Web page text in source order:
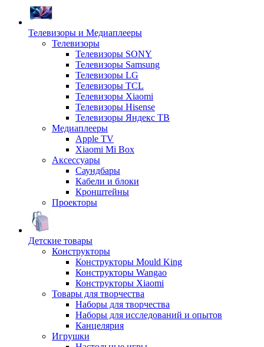
Телевизоры и Медиаплееры
Телевизоры
Телевизоры SONY
Телевизоры Samsung
Телевизоры LG
Телевизоры TCL
Телевизоры Xiaomi
Телевизоры Hisense
Телевизоры Яндекс ТВ
Медиаплееры
Apple TV
Xiaomi Mi Box
Аксессуары
Саундбары
Кабели и блоки
Кронштейны
Проекторы
Детские товары
Конструкторы
Конструкторы Mould King
Конструкторы Wangao
Конструкторы Xiaomi
Товары для творчества
Наборы для творчества
Наборы для исследований и опытов
Канцелярия
Игрушки